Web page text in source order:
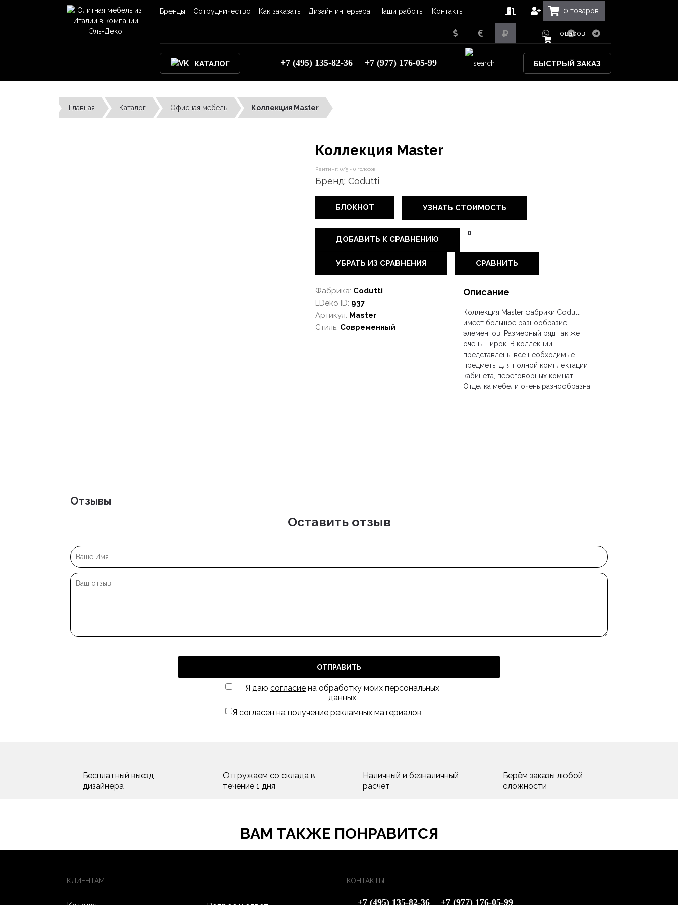
Бренды Сотрудничество Как заказать Дизайн интерьера Наши работы Контакты 0 товаров
товаров
КАТАЛОГ +7 (495) 135-82-36 +7 (977) 176-05-99 БЫСТРЫЙ ЗАКАЗ
Главная Каталог Офисная мебель Коллекция Master
Коллекция Master
Рейтинг: 0/5 - 0голосов
Бренд: Codutti
БЛОКНОТ УЗНАТЬ СТОИМОСТЬ
ДОБАВИТЬ К СРАВНЕНИЮ
УБРАТЬ ИЗ СРАВНЕНИЯ СРАВНИТЬ
0
Фабрика: Codutti
LDeko ID: 937
Артикул: Master
Стиль: Современный
Описание
Коллекция Master фабрики Сodutti
имеет большое разнообразие
элементов. Размерный ряд так же
очень широк. В коллекции
представлены все необходимые
предметы для полной комплектации
кабинета, переговорных комнат.
Отделка мебели очень разнообразна.
Отзывы
Оставить отзыв
ОТПРАВИТЬ
Я даю согласие на обработку моих персональных
данных
Я согласен на получение рекламных материалов
Бесплатный выезд
дизайнера
Отгружаем со склада в
течение 1 дня
Наличный и безналичный
расчет
Берём заказы любой
сложности
ВАМ ТАКЖЕ ПОНРАВИТСЯ
КЛИЕНТАМ КОНТАКТЫ
+7 (495) 135-82-36 +7 (977) 176-05-99